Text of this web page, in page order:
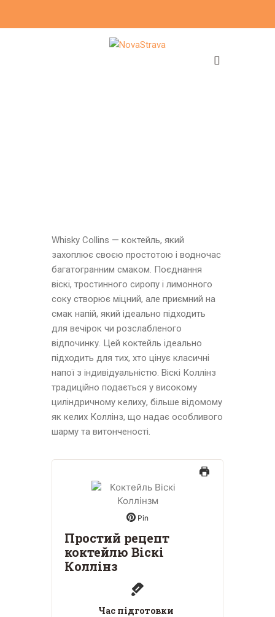
Whisky Collins — коктейль, який
захоплює своєю простотою і водночас
багатогранним смаком. Поєднання
віскі, тростинного сиропу і лимонного
соку створює міцний, але приємний на
смак напій, який ідеально підходить
для вечірок чи розслабленого
відпочинку. Цей коктейль ідеально
підходить для тих, хто цінує класичні
напої з індивідуальністю. Віскі Коллінз
традиційно подається у високому
циліндричному келиху, більше відомому
як келих Коллінз, що надає особливого
шарму та витонченості.
Pin
Простий рецепт
коктейлю Віскі
Коллінз
Час підготовки